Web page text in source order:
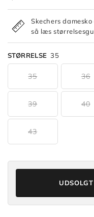
Skechers
så læs
STØRRELSE 35
35 36
39 40
43